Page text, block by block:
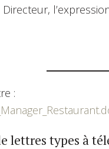
Directeur,
:
lettres types à